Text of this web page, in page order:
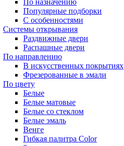
По назначению
Популярные подборки
С особенностями
Системы открывания
Раздвижные двери
Распашные двери
По направлению
В искусственных покрытиях
Фрезерованные в эмали
По цвету
Белые
Белые матовые
Белые со стеклом
Белые эмаль
Венге
Гибкая палитра Color